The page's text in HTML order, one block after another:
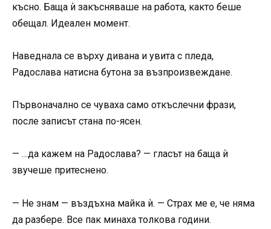
късно. Баща ѝ закъсняваше на работа, както беше
обещал. Идеален момент.
Наведнала се върху дивана и увита с пледа,
Радослава натисна бутона за възпроизвеждане.
Първоначално се чуваха само откъслечни фрази,
после записът стана по-ясен.
— …да кажем на Радослава? — гласът на баща ѝ
звучеше притеснено.
— Не знам — въздъхна майка ѝ. — Страх ме е, че няма
да разбере. Все пак минаха толкова години.